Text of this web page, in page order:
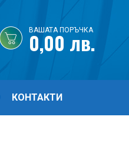
ВАШАТА ПОРЪЧКА
0,00 лв.
КОНТАКТИ